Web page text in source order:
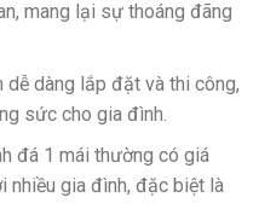
mang lại sự thoáng đãng
dễ dàng lắp đặt và thi công,
sức cho gia đình.
đá 1 mái thường có giá
nhiều gia đình, đặc biệt là